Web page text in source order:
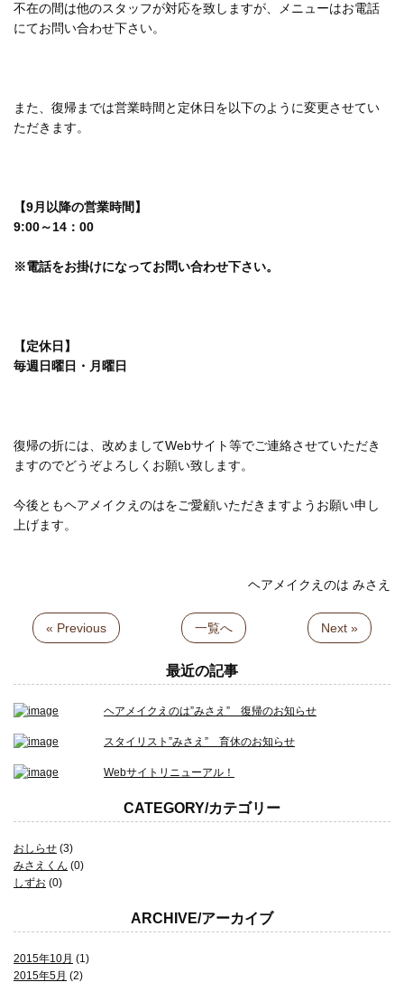
不在の間は他のスタッフが対応を致しますが、メニューはお電話
にてお問い合わせ下さい。
また、復帰までは営業時間と定休日を以下のように変更させてい
ただきます。
【9月以降の営業時間】
9:00～14：00
※電話をお掛けになってお問い合わせ下さい。
【定休日】
毎週日曜日・月曜日
復帰の折には、改めましてWebサイト等でご連絡させていただき
ますのでどうぞよろしくお願い致します。
今後ともヘアメイクえのはをご愛顧いただきますようお願い申し
上げます。
ヘアメイクえのは みさえ
« Previous 一覧へ Next »
最近の記事
ヘアメイクえのは”みさえ” 復帰のお知らせ
スタイリスト”みさえ” 育休のお知らせ
Webサイトリニューアル！
CATEGORY/カテゴリー
おしらせ (3)
みさえくん (0)
しずお (0)
ARCHIVE/アーカイブ
2015年10月 (1)
2015年5月 (2)